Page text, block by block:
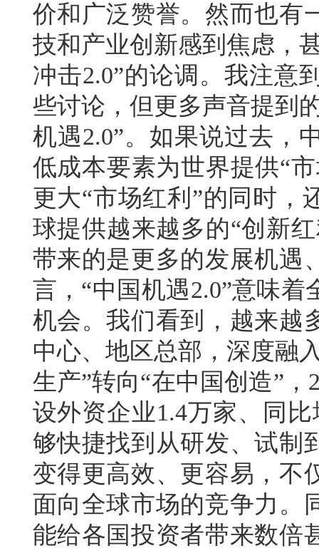
价和广泛赞誉。然而也有
技和产业创新感到焦虑，
冲击2.0”的论调。我注意
些讨论，但更多声音提到
机遇2.0”。如果说过去，
低成本要素为世界提供“
更大“市场红利”的同时，
球提供越来越多的“创新
带来的是更多的发展机遇
言，“中国机遇2.0”意味
机会。我们看到，越来越
中心、地区总部，深度融
生产”转向“在中国创造”
设外资企业1.4万家、同
够快捷找到从研发、试制
变得更高效、更容易，不
面向全球市场的竞争力。
能给各国投资者带来数倍